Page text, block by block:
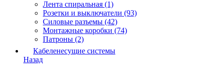
Лента спиральная (1)
Розетки и выключатели (93)
Силовые разъемы (42)
Монтажные коробки (74)
Патроны (2)
Кабеленесущие системы
Назад